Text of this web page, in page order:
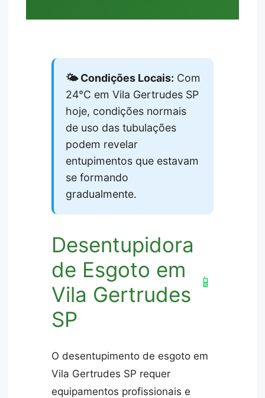
🌤️ Condições Locais: Com
24°C em Vila Gertrudes SP
hoje, condições normais
de uso das tubulações
podem revelar
entupimentos que estavam
se formando
gradualmente.
Desentupidora
de Esgoto em
Vila Gertrudes
SP
📱
O desentupimento de esgoto em
Vila Gertrudes SP requer
equipamentos profissionais e